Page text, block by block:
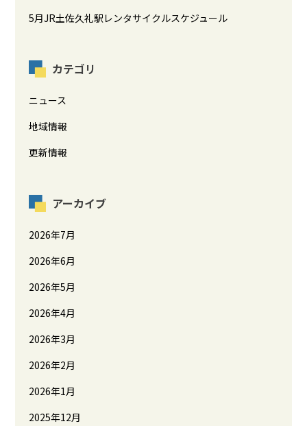
5月JR土佐久礼駅レンタサイクルスケジュール
カテゴリ
ニュース
地域情報
更新情報
アーカイブ
2026年7月
2026年6月
2026年5月
2026年4月
2026年3月
2026年2月
2026年1月
2025年12月